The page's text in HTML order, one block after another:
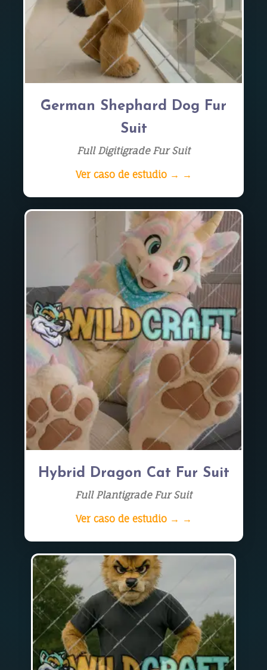
German Shephard Dog Fur
Suit
Full Digitigrade Fur Suit
Ver caso de estudio → →
Hybrid Dragon Cat Fur Suit
Full Plantigrade Fur Suit
Ver caso de estudio → →